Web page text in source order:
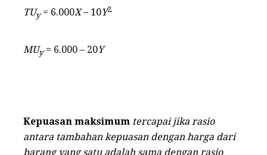
TUy= 6.000X– 10Y2
MUy= 6.000 – 20Y
Kepuasan maksimum tercapai jika rasio
antara tambahan kepuasan dengan harga dari
barang yang satu adalah sama dengan rasio